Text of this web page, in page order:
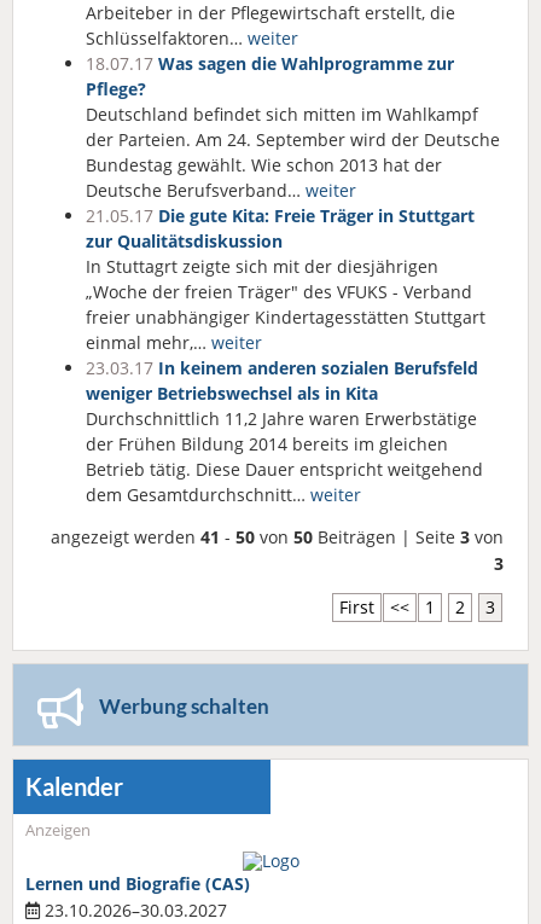
Arbeiteber in der Pflegewirtschaft erstellt, die
Schlüsselfaktoren… weiter
18.07.17 Was sagen die Wahlprogramme zur
Pflege?
Deutschland befindet sich mitten im Wahlkampf
der Parteien. Am 24. September wird der Deutsche
Bundestag gewählt. Wie schon 2013 hat der
Deutsche Berufsverband… weiter
21.05.17 Die gute Kita: Freie Träger in Stuttgart
zur Qualitätsdiskussion
In Stuttagrt zeigte sich mit der diesjährigen
„Woche der freien Träger" des VFUKS - Verband
freier unabhängiger Kindertagesstätten Stuttgart
einmal mehr,… weiter
23.03.17 In keinem anderen sozialen Berufsfeld
weniger Betriebswechsel als in Kita
Durchschnittlich 11,2 Jahre waren Erwerbstätige
der Frühen Bildung 2014 bereits im gleichen
Betrieb tätig. Diese Dauer entspricht weitgehend
dem Gesamtdurchschnitt… weiter
angezeigt werden 41 - 50 von 50 Beiträgen | Seite 3 von
3
First
<< 1 2 3
Werbung schalten
Kalender
Anzeigen
Lernen und Biografie (CAS)
23.10.2026–30.03.2027